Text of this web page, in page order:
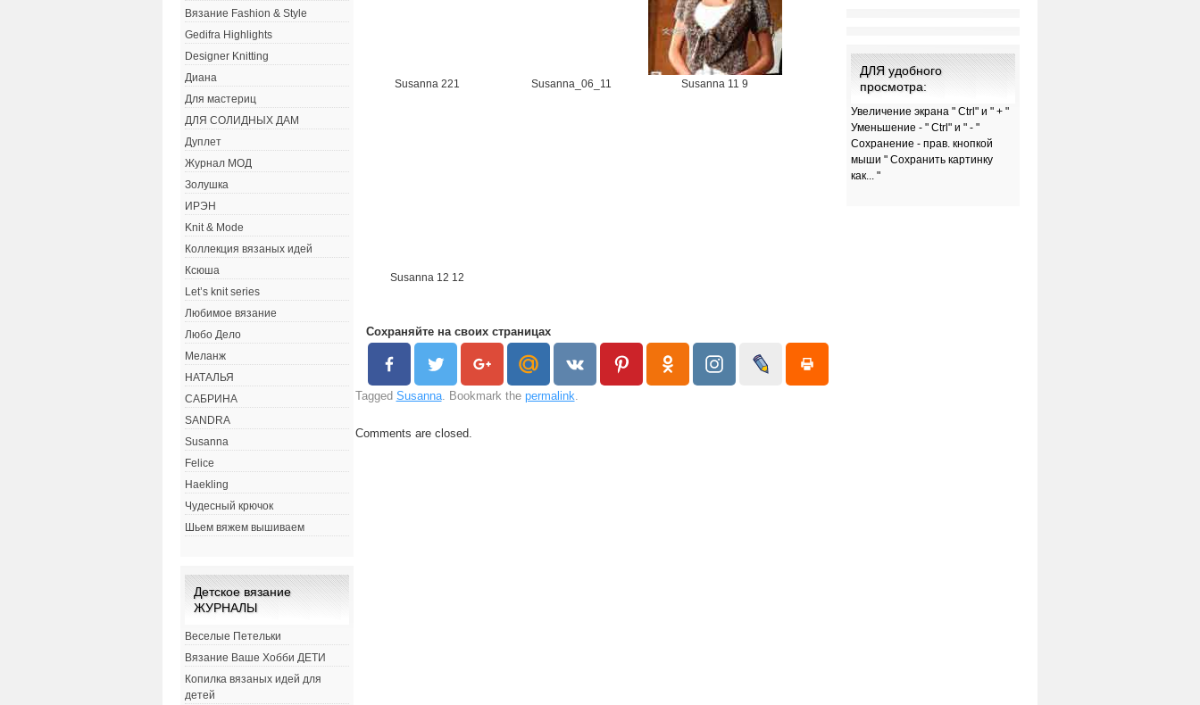
Susanna 221 Susanna_06_11 Susanna 11 9
Susanna 12 12
Сохраняйте на своих страницах
Tagged Susanna. Bookmark the permalink.
Comments are closed.
Вязание Fashion & Style
Gedifra Highlights
Designer Knitting
Диана
Для мастериц
ДЛЯ СОЛИДНЫХ ДАМ
Дуплет
Журнал МОД
Золушка
ИРЭН
Knit & Mode
Коллекция вязаных идей
Ксюша
Let’s knit series
Любимое вязание
Любо Дело
Меланж
НАТАЛЬЯ
САБРИНА
SANDRA
Susanna
Felice
Haekling
Чудесный крючок
Шьем вяжем вышиваем
Детское вязание
ЖУРНАЛЫ
Веселые Петельки
Вязание Ваше Хобби ДЕТИ
Копилка вязаных идей для
детей
ДЛЯ удобного
просмотра:
Увеличение экрана " Ctrl" и " + "
Уменьшение - " Ctrl" и " - "
Сохранение - прав. кнопкой
мыши " Сохранить картинку
как... "